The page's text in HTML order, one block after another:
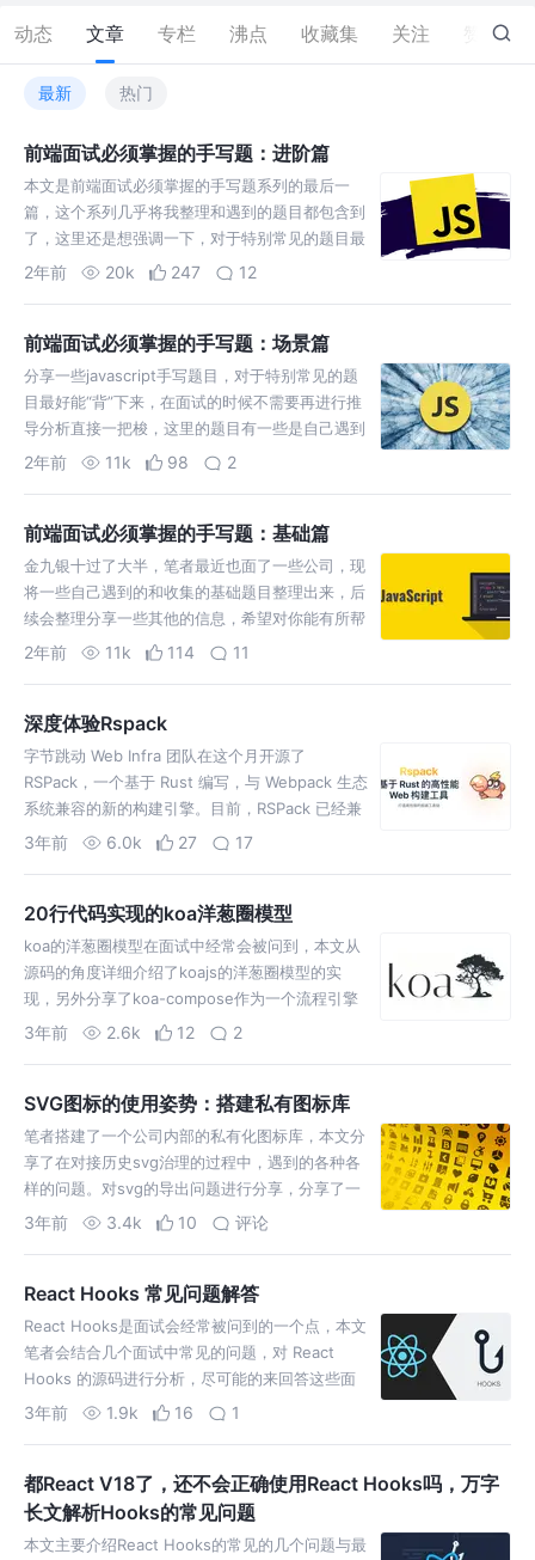
动态 文章 专栏 沸点 收藏集 关注 142
最新 热门
前端面试必须掌握的手写题：进阶篇
本文是前端面试必须掌握的手写题系列的最后一
篇，这个系列几乎将我整理和遇到的题目都包含到
了，这里还是想强调一下，对于特别常见的题目最
好能“背”下来，直接一把梭
2年前 20k 247 12
前端面试必须掌握的手写题：场景篇
分享一些javascript手写题目，对于特别常见的题
目最好能“背”下来，在面试的时候不需要再进行推
导分析直接一把梭，这里的题目有一些是自己遇到
的，也有收集到的，后续会整理分享一些其他的信
2年前 11k 98 2
前端面试必须掌握的手写题：基础篇
金九银十过了大半，笔者最近也面了一些公司，现
将一些自己遇到的和收集的基础题目整理出来，后
续会整理分享一些其他的信息，希望对你能有所帮
助
2年前 11k 114 11
深度体验Rspack
字节跳动 Web Infra 团队在这个月开源了
RSPack，一个基于 Rust 编写，与 Webpack 生态
系统兼容的新的构建引擎。目前，RSPack 已经兼
容了 Webpack 的主要配置
3年前 6.0k 27 17
20行代码实现的koa洋葱圈模型
koa的洋葱圈模型在面试中经常会被问到，本文从
源码的角度详细介绍了koajs的洋葱圈模型的实
现，另外分享了koa-compose作为一个流程引擎
的使用经验
3年前 2.6k 12 2
SVG图标的使用姿势：搭建私有图标库
笔者搭建了一个公司内部的私有化图标库，本文分
享了在对接历史svg治理的过程中，遇到的各种各
样的问题。对svg的导出问题进行分享，分享了一
些svg导出的最有实践
3年前 3.4k 10 评论
React Hooks 常见问题解答
React Hooks是面试会经常被问到的一个点，本文
笔者会结合几个面试中常见的问题，对 React
Hooks 的源码进行分析，尽可能的来回答这些面
试题，同时加深对Hooks源码的理解
3年前 1.9k 16 1
都React V18了，还不会正确使用React Hooks吗，万字
长文解析Hooks的常见问题
本文主要介绍React Hooks的常见的几个问题与最